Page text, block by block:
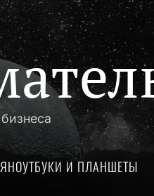
НОУТБУКИ И ПЛАНШЕТЫ